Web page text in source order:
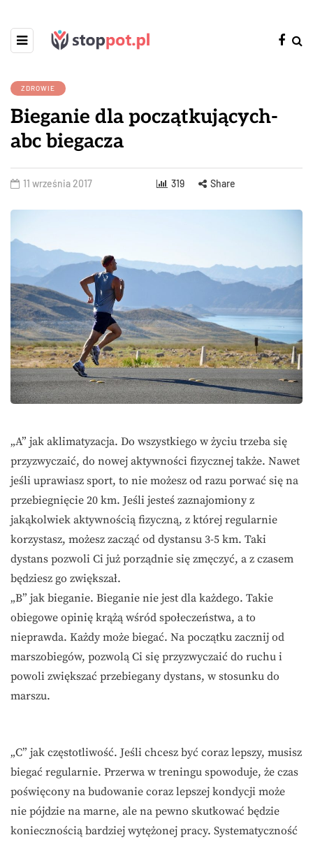
ZDROWIE
Bieganie dla początkujących-
abc biegacza
11 września 2017 319 Share
„A” jak aklimatyzacja. Do wszystkiego w życiu trzeba się
przyzwyczaić, do nowej aktywności fizycznej także. Nawet
jeśli uprawiasz sport, to nie możesz od razu porwać się na
przebiegnięcie 20 km. Jeśli jesteś zaznajomiony z
jakąkolwiek aktywnością fizyczną, z której regularnie
korzystasz, możesz zacząć od dystansu 3-5 km. Taki
dystans pozwoli Ci już porządnie się zmęczyć, a z czasem
będziesz go zwiększał.
„B” jak bieganie. Bieganie nie jest dla każdego. Takie
obiegowe opinię krążą wśród społeczeństwa, a to
nieprawda. Każdy może biegać. Na początku zacznij od
marszobiegów, pozwolą Ci się przyzwyczaić do ruchu i
powoli zwiększać przebiegany dystans, w stosunku do
marszu.
„C” jak częstotliwość. Jeśli chcesz być coraz lepszy, musisz
biegać regularnie. Przerwa w treningu spowoduje, że czas
poświęcony na budowanie coraz lepszej kondycji może
nie pójdzie na marne, ale na pewno skutkować będzie
koniecznością bardziej wytężonej pracy. Systematyczność